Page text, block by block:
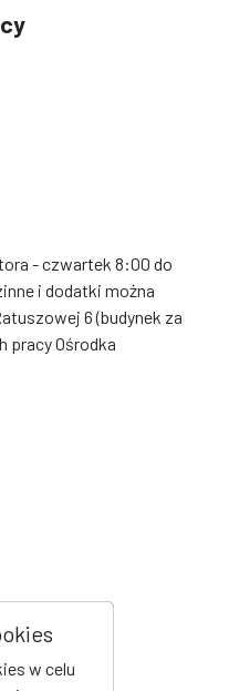
- czwartek 8:00 do
i dodatki można
6 (budynek za
pracy Ośrodka
w celu